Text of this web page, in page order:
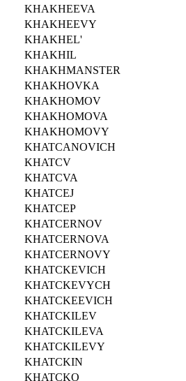
KHAKHEEVA
KHAKHEEVY
KHAKHEL'
KHAKHIL
KHAKHMANSTER
KHAKHOVKA
KHAKHOMOV
KHAKHOMOVA
KHAKHOMOVY
KHATCANOVICH
KHATCV
KHATCVA
KHATCEJ
KHATCEP
KHATCERNOV
KHATCERNOVA
KHATCERNOVY
KHATCKEVICH
KHATCKEVYCH
KHATCKEEVICH
KHATCKILEV
KHATCKILEVA
KHATCKILEVY
KHATCKIN
KHATCKO